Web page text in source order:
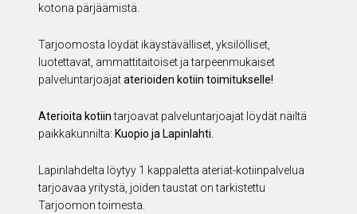
kotona pärjäämistä.
Tarjoomosta löydät ikäystävälliset, yksilölliset,
luotettavat, ammattitaitoiset ja tarpeenmukaiset
palveluntarjoajataterioiden kotiin toimitukselle!
Aterioita kotiintarjoavat palveluntarjoajat löydät näiltä
paikkakunnilta: Kuopio ja Lapinlahti.
Lapinlahdelta löytyy 1 kappaletta ateriat-kotiinpalvelua
tarjoavaa yritystä, joiden taustat on tarkistettu
Tarjoomon toimesta.